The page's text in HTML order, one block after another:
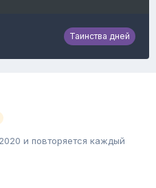
Таинства дней
и повторяется каждый